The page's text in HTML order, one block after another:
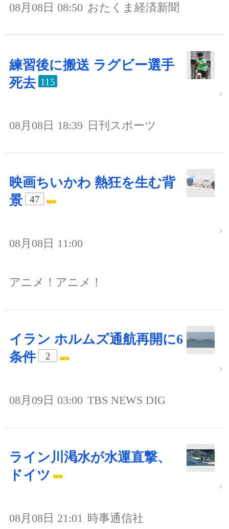
08月08日 08:50 おたくま経済新聞
練習後に搬送 ラグビー選手
死去 115
08月08日 18:39 日刊スポーツ
映画ちいかわ 熱狂を生む背
景
47
08月08日 11:00
アニメ！アニメ！
イラン ホルムズ通航再開に6
条件
2
08月09日 03:00 TBS NEWS DIG
ライン川渇水が水運直撃、
ドイツ
08月08日 21:01 時事通信社